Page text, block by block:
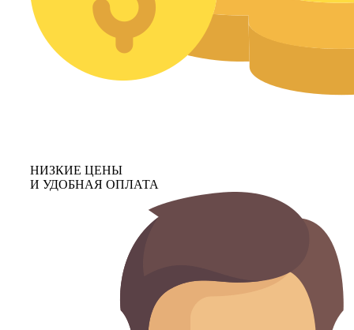
НИЗКИЕ ЦЕНЫ
И УДОБНАЯ ОПЛАТА